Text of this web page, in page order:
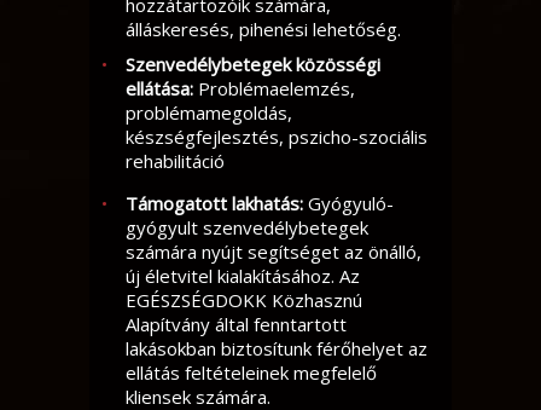
hozzátartozóik számára,
álláskeresés, pihenési lehetőség.
Szenvedélybetegek közösségi
ellátása: Problémaelemzés,
problémamegoldás,
készségfejlesztés, pszicho-szociális
rehabilitáció
Támogatott lakhatás: Gyógyuló-
gyógyult szenvedélybetegek
számára nyújt segítséget az önálló,
új életvitel kialakításához. Az
EGÉSZSÉGDOKK Közhasznú
Alapítvány által fenntartott
lakásokban biztosítunk férőhelyet az
ellátás feltételeinek megfelelő
kliensek számára.